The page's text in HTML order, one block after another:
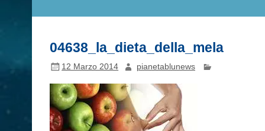
04638_la_dieta_della_mela
12 Marzo 2014 pianetablunews